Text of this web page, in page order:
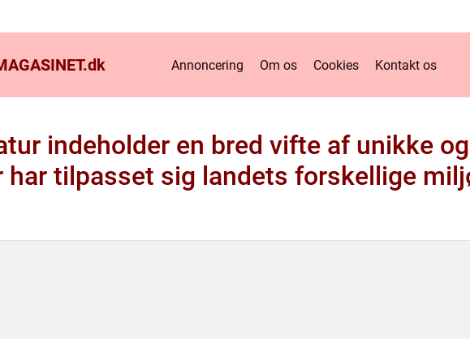
dk Annoncering Om os Cookies Kontakt os
indeholder en bred vifte af unikke
har tilpasset sig landets forskellige